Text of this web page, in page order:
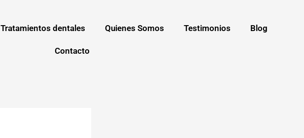
Tratamientos dentales Quienes Somos Testimonios Blog
Contacto